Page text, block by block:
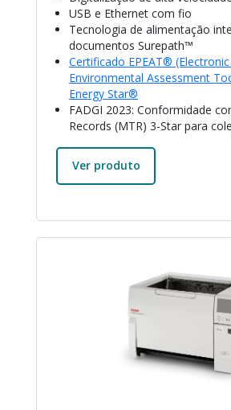
USB e Ethernet com fio
Tecnologia de alimentação
documentos Surepath™
Certificado EPEAT®
Environmental Assessment
Energy Star®
FADGI 2023: Conformidade
Records (MTR) 3-Star para
Ver produto
Imagem